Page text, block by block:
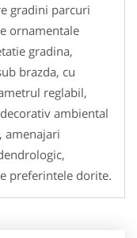
gradini parcuri
ornamentale
gradina,
brazda, cu
reglabil,
ambiental
amenajari
preferintele dorite.